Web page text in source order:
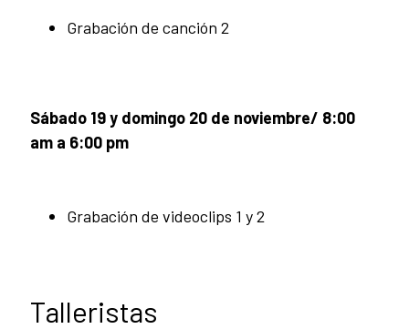
Grabación de canción 2
Sábado 19 y domingo 20 de noviembre/ 8:00
am a 6:00 pm
Grabación de videoclips 1 y 2
Talleristas